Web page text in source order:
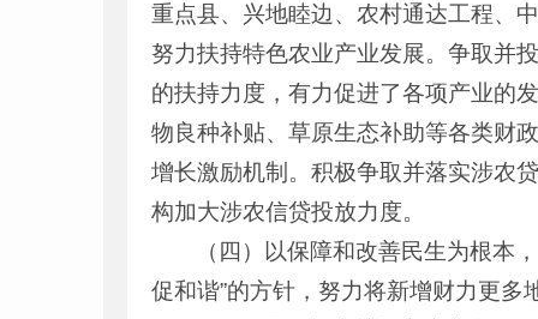
重点县、兴地睦边、农村通达工程、
努力扶持特色农业产业发展。争取并
的扶持力度，有力促进了各项产业的
物良种补贴、草原生态补助等各类财
增长激励机制。积极争取并落实涉农
构加大涉农信贷投放力度。
（四）以保障和改善民生为根本
促和谐”的方针，努力将新增财力更